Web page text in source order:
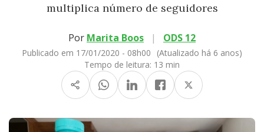
multiplica número de seguidores
Por Marita Boos | ODS 12
Publicado em 17/01/2020 - 08h00
(Atualizado há 6 anos)
Tempo de leitura: 13 min